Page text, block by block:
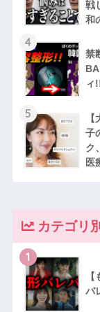
戦
和
4
禁
ィ
5
子
ク
医
カテゴリ
1
バ